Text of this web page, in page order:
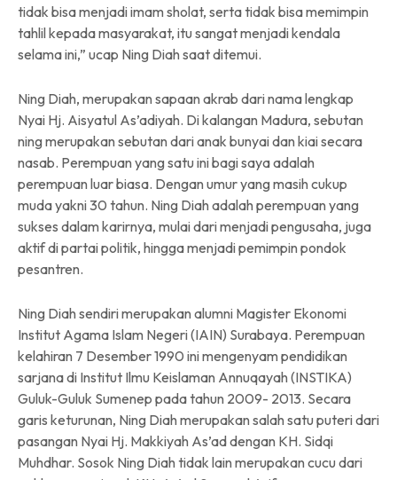
tidak bisa menjadi imam sholat, serta tidak bisa memimpin
tahlil kepada masyarakat, itu sangat menjadi kendala
selama ini,” ucap Ning Diah saat ditemui.
Ning Diah, merupakan sapaan akrab dari nama lengkap
Nyai Hj. Aisyatul As’adiyah. Di kalangan Madura, sebutan
ning merupakan sebutan dari anak bunyai dan kiai secara
nasab. Perempuan yang satu ini bagi saya adalah
perempuan luar biasa. Dengan umur yang masih cukup
muda yakni 30 tahun. Ning Diah adalah perempuan yang
sukses dalam karirnya, mulai dari menjadi pengusaha, juga
aktif di partai politik, hingga menjadi pemimpin pondok
pesantren.
Ning Diah sendiri merupakan alumni Magister Ekonomi
Institut Agama Islam Negeri (IAIN) Surabaya. Perempuan
kelahiran 7 Desember 1990 ini mengenyam pendidikan
sarjana di Institut Ilmu Keislaman Annuqayah (INSTIKA)
Guluk-Guluk Sumenep pada tahun 2009- 2013. Secara
garis keturunan, Ning Diah merupakan salah satu puteri dari
pasangan Nyai Hj. Makkiyah As’ad dengan KH. Sidqi
Muhdhar. Sosok Ning Diah tidak lain merupakan cucu dari